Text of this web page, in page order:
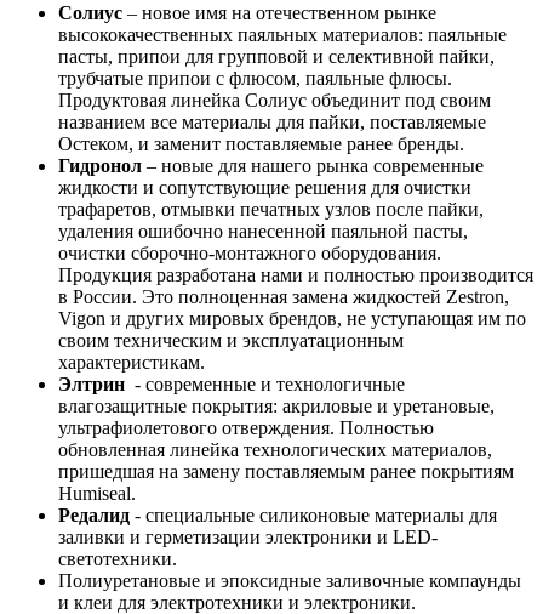
Солиус – новое имя на отечественном рынке
высококачественных паяльных материалов: паяльные
пасты, припои для групповой и селективной пайки,
трубчатые припои с флюсом, паяльные флюсы.
Продуктовая линейка Солиус объединит под своим
названием все материалы для пайки, поставляемые
Остеком, и заменит поставляемые ранее бренды.
Гидронол – новые для нашего рынка современные
жидкости и сопутствующие решения для очистки
трафаретов, отмывки печатных узлов после пайки,
удаления ошибочно нанесенной паяльной пасты,
очистки сборочно-монтажного оборудования.
Продукция разработана нами и полностью производится
в России. Это полноценная замена жидкостей Zestron,
Vigon и других мировых брендов, не уступающая им по
своим техническим и эксплуатационным
характеристикам.
Элтрин - современные и технологичные
влагозащитные покрытия: акриловые и уретановые,
ультрафиолетового отверждения. Полностью
обновленная линейка технологических материалов,
пришедшая на замену поставляемым ранее покрытиям
Humiseal.
Редалид - специальные силиконовые материалы для
заливки и герметизации электроники и LED-
светотехники.
Полиуретановые и эпоксидные заливочные компаунды
и клеи для электротехники и электроники.